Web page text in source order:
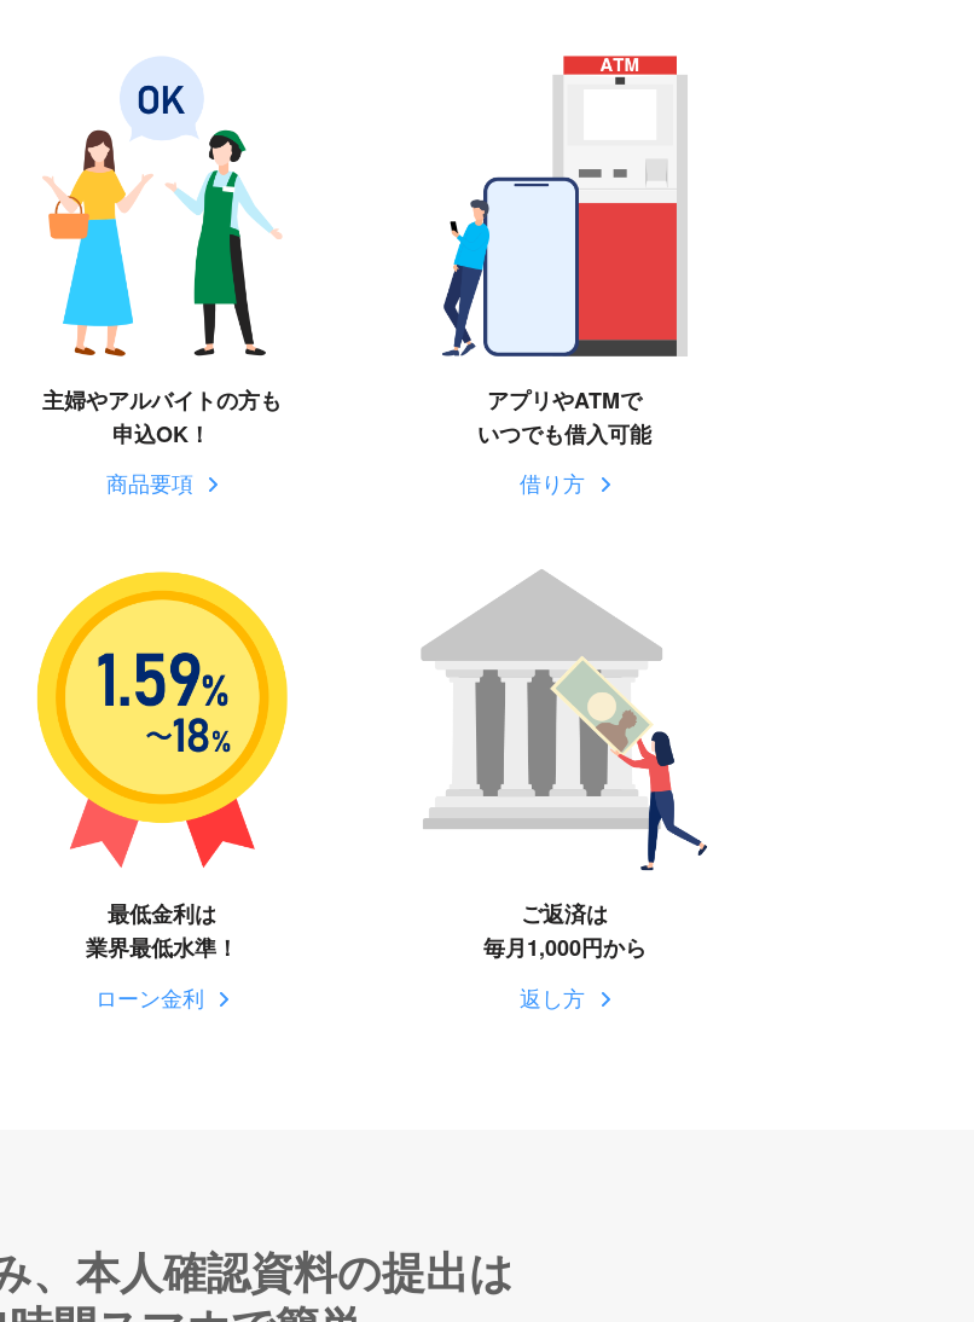
主婦やアルバイトの方も
申込OK！
商品要項
アプリやATMで
いつでも借入可能
借り方
最低金利は
業界最低水準！
ローン金利
ご返済は
毎月1,000円から
返し方
本人確認資料の提出は